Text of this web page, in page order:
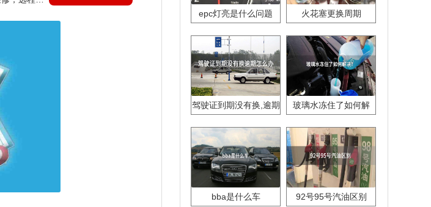
epc灯亮是什么问题 火花塞更换周期
驾驶证到期没有换,逾期
玻璃水冻住了如何解
bba是什么车 92号95号汽油区别